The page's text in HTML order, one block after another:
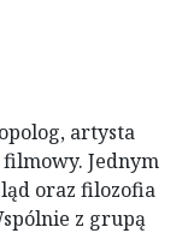
artysta
Jednym
oraz filozofia
z grupą